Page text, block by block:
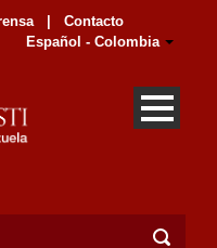
Contacto
Español - Colombia